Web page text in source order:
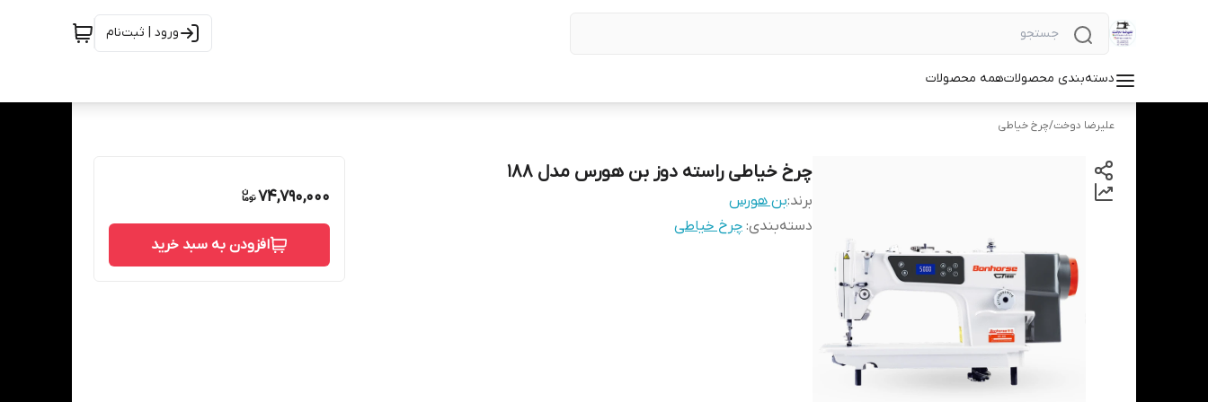
ورود | ثبت‌نام
دسته‌بندی محصولاتهمه محصولات
علیرضا دوخت/چرخ خیاطی
چرخ خیاطی راسته دوز بن هورس مدل 188
برند:بن هورس
دسته‌بندی: چرخ خیاطی
74,790,000
افزودن به سبد خرید